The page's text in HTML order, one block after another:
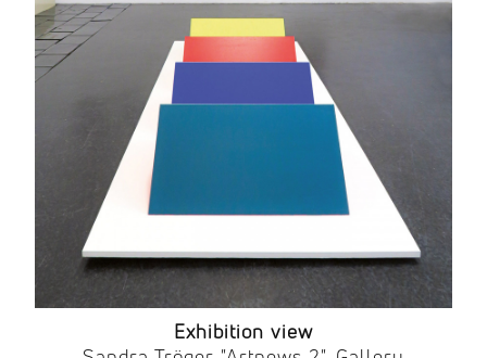
Exhibition view